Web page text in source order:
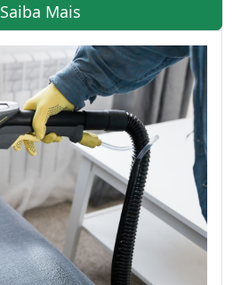
Saiba Mais